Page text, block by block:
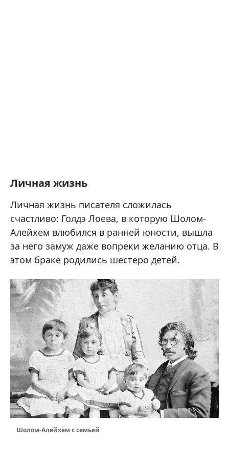
Личная жизнь
Личная жизнь писателя сложилась
счастливо: Голдэ Лоева, в которую Шолом-
Алейхем влюбился в ранней юности, вышла
за него замуж даже вопреки желанию отца. В
этом браке родились шестеро детей.
Шолом-Алейхем с семьей